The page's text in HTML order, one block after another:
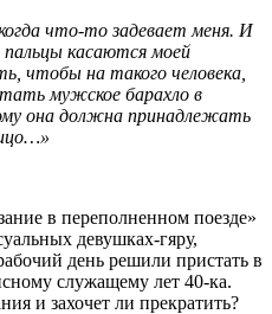
что-то задевает меня. И
пальцы касаются моей
на такого человека,
мужское барахло в
она должна принадлежать
в переполненном поезде»
девушках-гяру,
день решили пристать в
служащему лет 40-ка.
и захочет ли прекратить?